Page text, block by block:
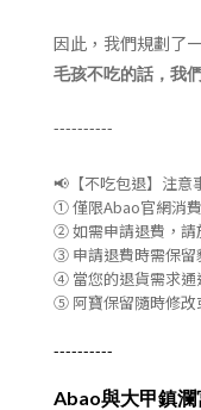
因此，我們規劃了
毛孩不吃的話，我
----------
📢【不吃包退】注意
① 僅限Abao官網消費
② 如需申請退費，請
③ 申請退費時需保留
④ 當您的退貨需求通
⑤ 阿寶保留隨時修改
----------
Abao與大甲鎮